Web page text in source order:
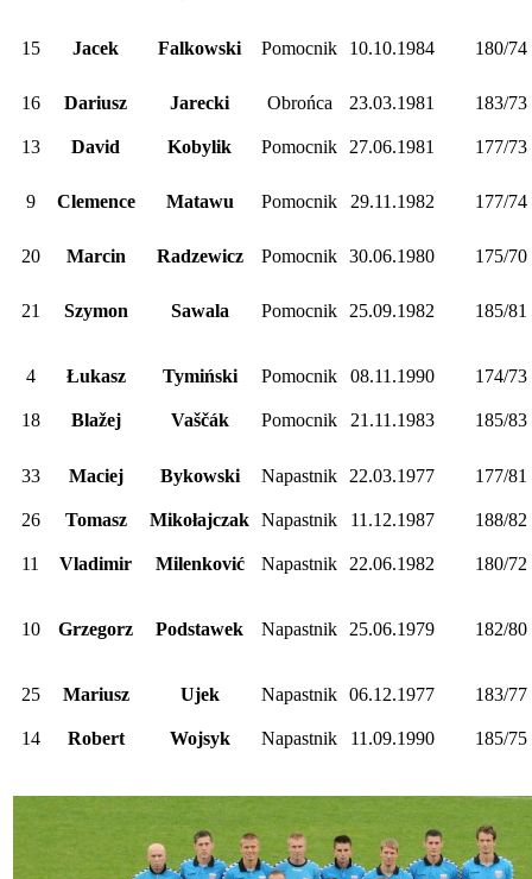
15 Jacek Falkowski Pomocnik 10.10.1984 180/74
16 Dariusz Jarecki Obrońca 23.03.1981 183/73
13 David Kobylik Pomocnik 27.06.1981 177/73
9 Clemence Matawu Pomocnik 29.11.1982 177/74
20 Marcin Radzewicz Pomocnik 30.06.1980 175/70
21 Szymon Sawala Pomocnik 25.09.1982 185/81
4 Łukasz Tymiński Pomocnik 08.11.1990 174/73
18 Blažej Vaščák Pomocnik 21.11.1983 185/83
33 Maciej Bykowski Napastnik 22.03.1977 177/81
26 Tomasz Mikołajczak Napastnik 11.12.1987 188/82
11 Vladimir Milenković Napastnik 22.06.1982 180/72
10 Grzegorz Podstawek Napastnik 25.06.1979 182/80
25 Mariusz Ujek Napastnik 06.12.1977 183/77
14 Robert Wojsyk Napastnik 11.09.1990 185/75